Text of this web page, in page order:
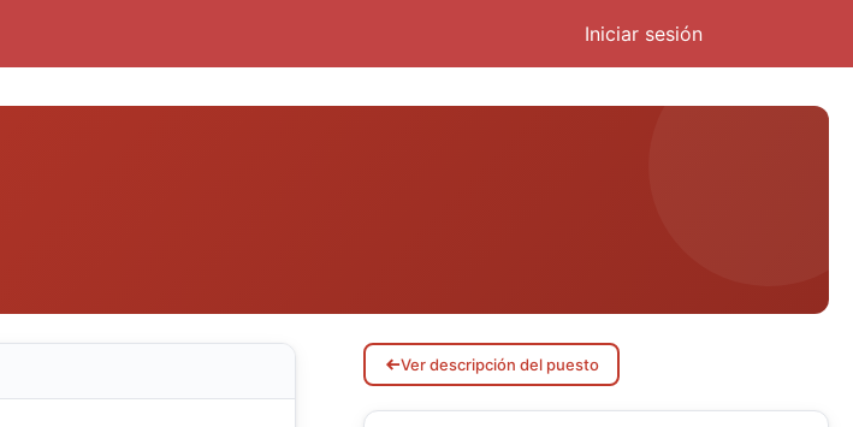
Iniciar sesión
Ver descripción del puesto